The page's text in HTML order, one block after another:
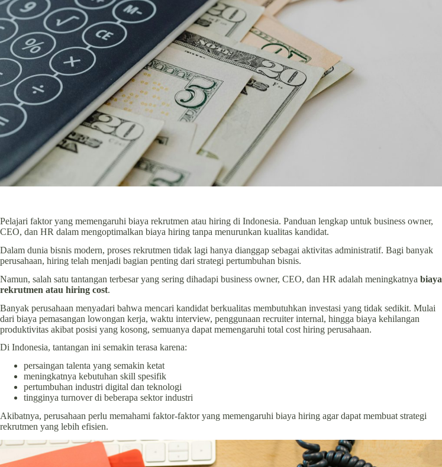
Pelajari faktor yang memengaruhi biaya rekrutmen atau hiring di Indonesia. Panduan lengkap untuk business owner,
CEO, dan HR dalam mengoptimalkan biaya hiring tanpa menurunkan kualitas kandidat.
Dalam dunia bisnis modern, proses rekrutmen tidak lagi hanya dianggap sebagai aktivitas administratif. Bagi banyak
perusahaan, hiring telah menjadi bagian penting dari strategi pertumbuhan bisnis.
Namun, salah satu tantangan terbesar yang sering dihadapi business owner, CEO, dan HR adalah meningkatnya biaya
rekrutmen atau hiring cost.
Banyak perusahaan menyadari bahwa mencari kandidat berkualitas membutuhkan investasi yang tidak sedikit. Mulai
dari biaya pemasangan lowongan kerja, waktu interview, penggunaan recruiter internal, hingga biaya kehilangan
produktivitas akibat posisi yang kosong, semuanya dapat memengaruhi total cost hiring perusahaan.
Di Indonesia, tantangan ini semakin terasa karena:
persaingan talenta yang semakin ketat
meningkatnya kebutuhan skill spesifik
pertumbuhan industri digital dan teknologi
tingginya turnover di beberapa sektor industri
Akibatnya, perusahaan perlu memahami faktor-faktor yang memengaruhi biaya hiring agar dapat membuat strategi
rekrutmen yang lebih efisien.